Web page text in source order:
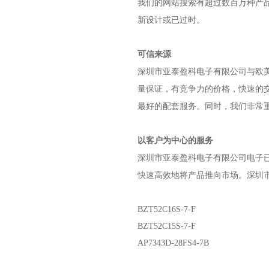
我们的网站搜索有超过数百万种产
新设计或已过时。
可信来源
深圳市亚泰盈科电子有限公司与欧
量保证，有竞争力的价格，快速的
最好的配套服务。同时，我们非常
以客户为中心的服务
深圳市亚泰盈科电子有限公司 电子
快速高效地将产品推向市场。深圳
BZT52C16S-7-F
BZT52C15S-7-F
AP7343D-28FS4-7B